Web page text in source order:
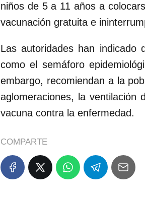
niños de 5 a 11 años a
vacunación gratuita e
Las autoridades han indicado
como el semáforo
embargo, recomiendan a la
aglomeraciones, la
vacuna contra la enfermedad.
COMPARTE